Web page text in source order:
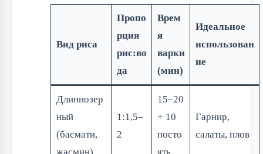
Вид риса
Пропо
рция
рис:во
да
Врем
я
варки
(мин)
Идеальное
использован
ие
Длиннозер
ный
(басмати,
1:1,5–
2
15–20
+ 10
посто
Гарнир,
салаты, плов